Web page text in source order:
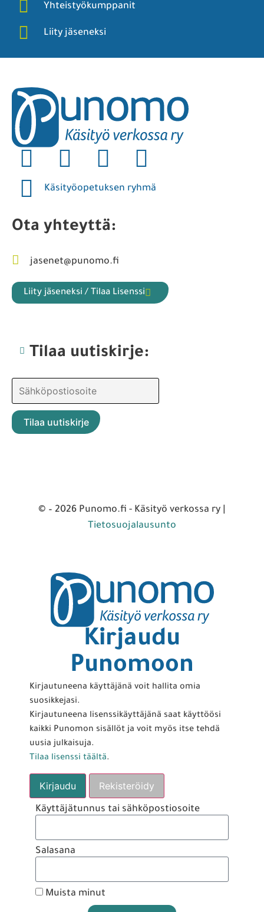
Yhteistyökumppanit
Liity jäseneksi
Käsityöopetuksen ryhmä
Ota yhteyttä:
jasenet@punomo.fi
Liity jäseneksi / Tilaa Lisenssi
Tilaa uutiskirje:
© – 2026 Punomo.fi - Käsityö verkossa ry |
Tietosuojalausunto
Kirjaudu
Punomoon
Kirjautuneena käyttäjänä voit hallita omia
suosikkejasi.
Kirjautuneena lisenssikäyttäjänä saat käyttöösi
kaikki Punomon sisällöt ja voit myös itse tehdä
uusia julkaisuja.
Tilaa lisenssi täältä.
Kirjaudu Rekisteröidy
Käyttäjätunnus tai sähköpostiosoite
Salasana
Muista minut